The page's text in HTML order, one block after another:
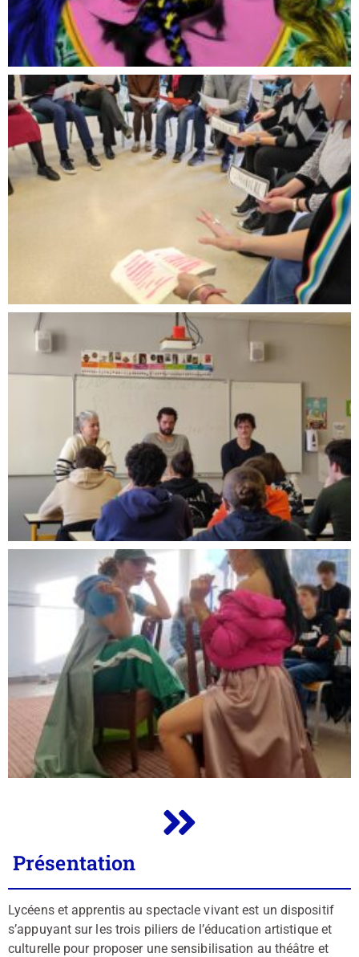
Présentation
Lycéens et apprentis au spectacle vivant est un dispositif
s’appuyant sur les trois piliers de l’éducation artistique et
culturelle pour proposer une sensibilisation au théâtre et